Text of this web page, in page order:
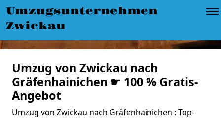
Umzugsunternehmen
Zwickau
Umzug von Zwickau nach
Gräfenhainichen ☛ 100 % Gratis-
Angebot
Umzug von Zwickau nach Gräfenhainichen : Top-